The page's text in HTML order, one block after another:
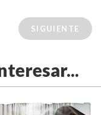
SIGUIENTE